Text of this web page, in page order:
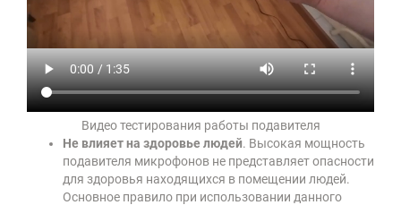
Видео тестирования работы подавителя
Не влияет на здоровье людей. Высокая мощность
подавителя микрофонов не представляет опасности
для здоровья находящихся в помещении людей.
Основное правило при использовании данного